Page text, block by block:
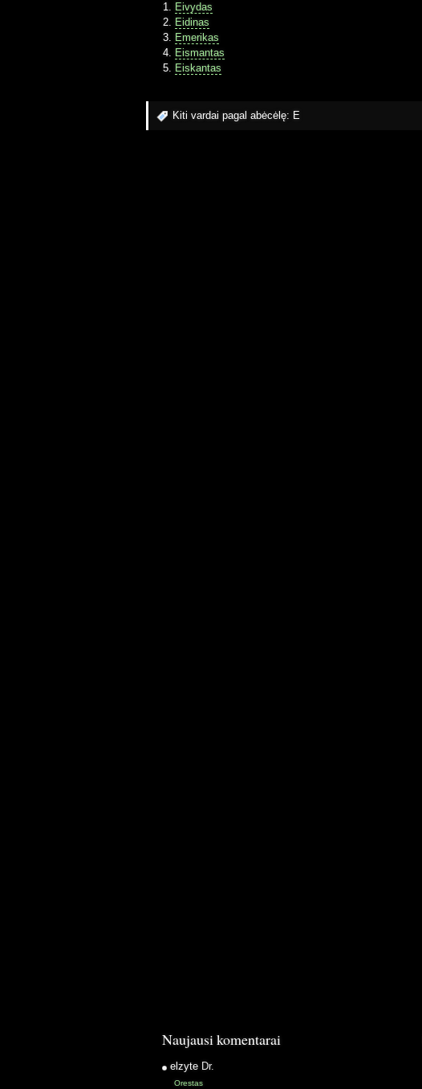
Eivydas
Eidinas
Emerikas
Eismantas
Eiskantas
Kiti vardai pagal abėcėlę: E
Naujausi komentarai
elzyte Dr.
Orestas